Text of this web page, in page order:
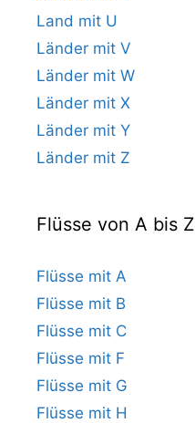
Land mit U
Länder mit V
Länder mit W
Länder mit X
Länder mit Y
Länder mit Z
Flüsse von A bis Z
Flüsse mit A
Flüsse mit B
Flüsse mit C
Flüsse mit F
Flüsse mit G
Flüsse mit H